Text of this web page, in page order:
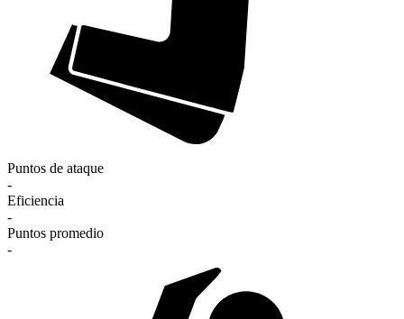
Puntos de ataque
-
Eficiencia
-
Puntos promedio
-